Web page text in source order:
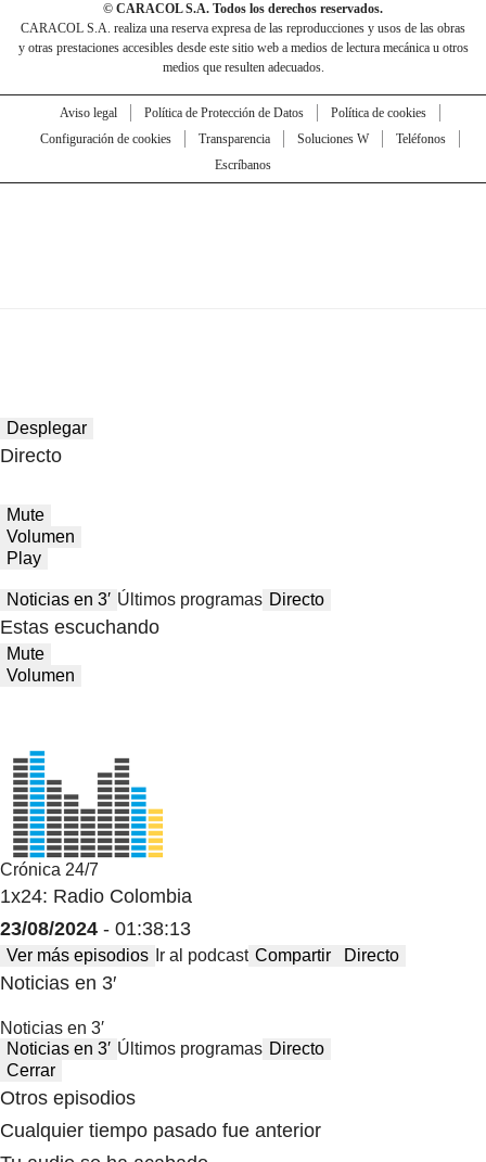
© CARACOL S.A. Todos los derechos reservados.
CARACOL S.A. realiza una reserva expresa de las reproducciones y usos de las obras
y otras prestaciones accesibles desde este sitio web a medios de lectura mecánica u otros
medios que resulten adecuados.
Aviso legal Política de Protección de Datos
Política de cookies
Configuración de cookies
Transparencia Soluciones W
Teléfonos
Escríbanos
Desplegar
Directo
Mute
Volumen
Play
Noticias en 3′ Últimos programas Directo
Estas escuchando
Mute
Volumen
Crónica 24/7
1x24: Radio Colombia
23/08/2024 - 01:38:13
Ver más episodios Ir al podcast Compartir Directo
Noticias en 3′
Noticias en 3′
Noticias en 3′ Últimos programas Directo
Cerrar
Otros episodios
Cualquier tiempo pasado fue anterior